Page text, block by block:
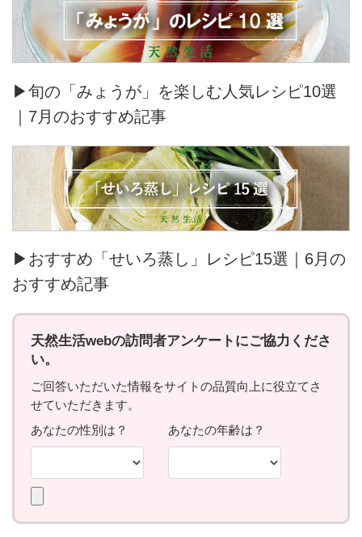
▶旬の「みょうが」を楽しむ人気レシピ10選
｜7月のおすすめ記事
▶おすすめ「せいろ蒸し」レシピ15選｜6月の
おすすめ記事